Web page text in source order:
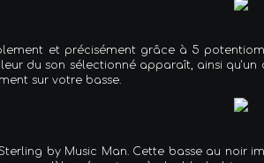
et précisément grâce à 5
du son sélectionné apparaît, ainsi
sur votre basse.
by Music Man. Cette basse au